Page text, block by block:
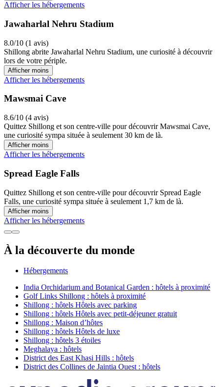
Afficher les hébergements
Jawaharlal Nehru Stadium
8.0/10 (1 avis)
Shillong abrite Jawaharlal Nehru Stadium, une curiosité à découvrir
lors de votre périple.
Afficher moins
Afficher les hébergements
Mawsmai Cave
8.6/10 (4 avis)
Quittez Shillong et son centre-ville pour découvrir Mawsmai Cave,
une curiosité sympa située à seulement 30 km de là.
Afficher moins
Afficher les hébergements
Spread Eagle Falls
Quittez Shillong et son centre-ville pour découvrir Spread Eagle
Falls, une curiosité sympa située à seulement 1,7 km de là.
Afficher moins
Afficher les hébergements
À la découverte du monde
Hébergements
India Orchidarium and Botanical Garden : hôtels à proximité
Golf Links Shillong : hôtels à proximité
Shillong : hôtels Hôtels avec parking
Shillong : hôtels Hôtels avec petit-déjeuner gratuit
Shillong : Maison d’hôtes
Shillong : hôtels Hôtels de luxe
Shillong : hôtels 3 étoiles
Meghalaya : hôtels
District des East Khasi Hills : hôtels
District des Collines de Jaintia Ouest : hôtels